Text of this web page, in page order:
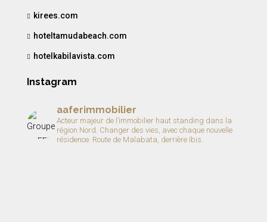
kirees.com
hoteltamudabeach.com
hotelkabilavista.com
Instagram
aaferimmobilier
Acteur majeur de l’immobilier haut standing dans la
région Nord. Changer des vies, avec chaque nouvelle
résidence. Route de Malabata, derrière Ibis.